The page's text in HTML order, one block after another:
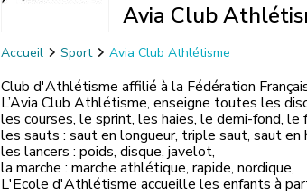
Avia Club
Accueil Sport Avia Club Athlétisme
Club d'Athlétisme affilié à la Fédération
L’Avia Club Athlétisme, enseigne toutes les
les courses, le sprint, les haies, le demi-fond, le
les sauts : saut en longueur, triple saut, saut en
les lancers : poids, disque, javelot,
la marche : marche athlétique, rapide, nordique,
L'Ecole d'Athlétisme accueille les enfants à